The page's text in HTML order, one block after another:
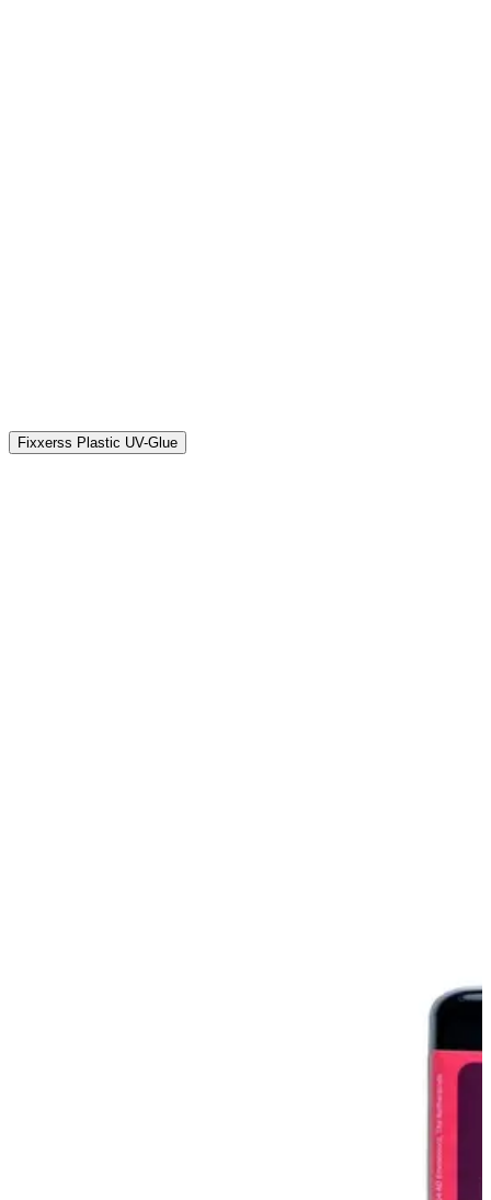
Fixxerss Plastic UV-Glue